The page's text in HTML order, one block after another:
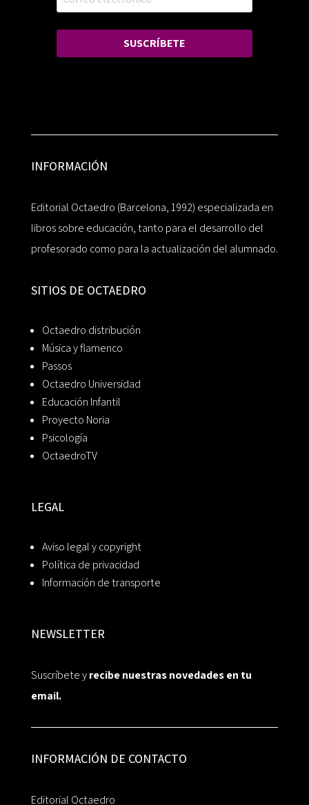
SUSCRÍBETE
INFORMACIÓN
Editorial Octaedro (Barcelona, 1992) especializada en
libros sobre educación, tanto para el desarrollo del
profesorado como para la actualización del alumnado.
SITIOS DE OCTAEDRO
Octaedro distribución
Música y flamenco
Passos
Octaedro Universidad
Educación Infantil
Proyecto Noria
Psicología
OctaedroTV
LEGAL
Aviso legal y copyright
Política de privacidad
Información de transporte
NEWSLETTER
Suscríbete yrecibe nuestras novedades en tu
email.
INFORMACIÓN DE CONTACTO
Editorial Octaedro